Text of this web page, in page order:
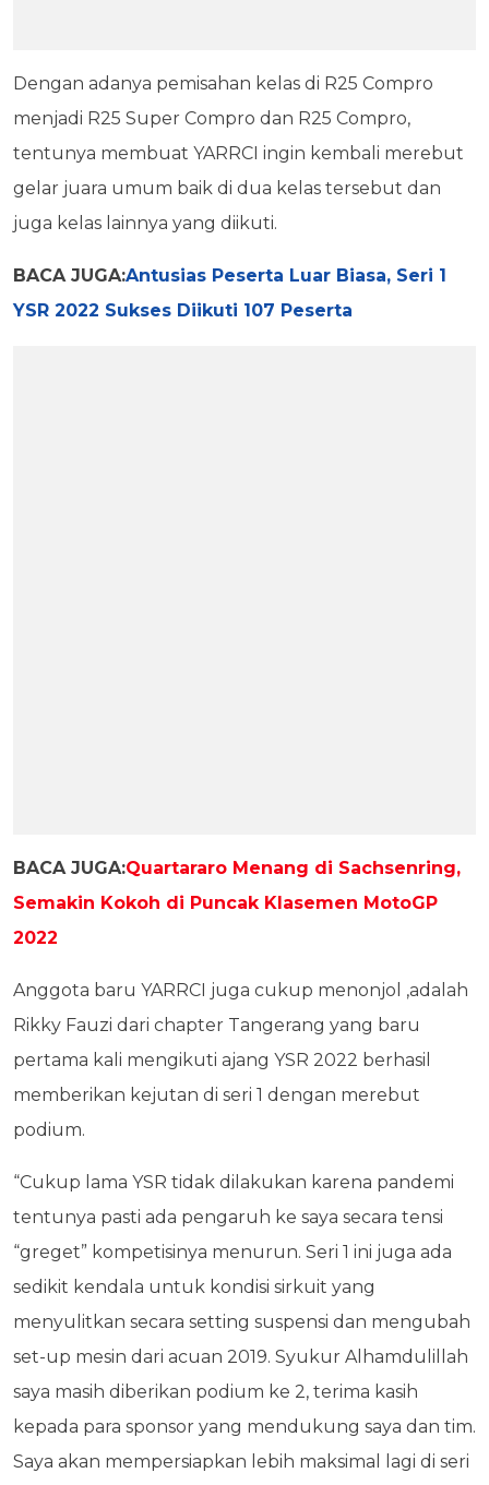
Dengan adanya pemisahan kelas di R25 Compro
menjadi R25 Super Compro dan R25 Compro,
tentunya membuat YARRCI ingin kembali merebut
gelar juara umum baik di dua kelas tersebut dan
juga kelas lainnya yang diikuti.
BACA JUGA:Antusias Peserta Luar Biasa, Seri 1
YSR 2022 Sukses Diikuti 107 Peserta
BACA JUGA:Quartararo Menang di Sachsenring,
Semakin Kokoh di Puncak Klasemen MotoGP
2022
Anggota baru YARRCI juga cukup menonjol ,adalah
Rikky Fauzi dari chapter Tangerang yang baru
pertama kali mengikuti ajang YSR 2022 berhasil
memberikan kejutan di seri 1 dengan merebut
podium.
“Cukup lama YSR tidak dilakukan karena pandemi
tentunya pasti ada pengaruh ke saya secara tensi
“greget” kompetisinya menurun. Seri 1 ini juga ada
sedikit kendala untuk kondisi sirkuit yang
menyulitkan secara setting suspensi dan mengubah
set-up mesin dari acuan 2019. Syukur Alhamdulillah
saya masih diberikan podium ke 2, terima kasih
kepada para sponsor yang mendukung saya dan tim.
Saya akan mempersiapkan lebih maksimal lagi di seri